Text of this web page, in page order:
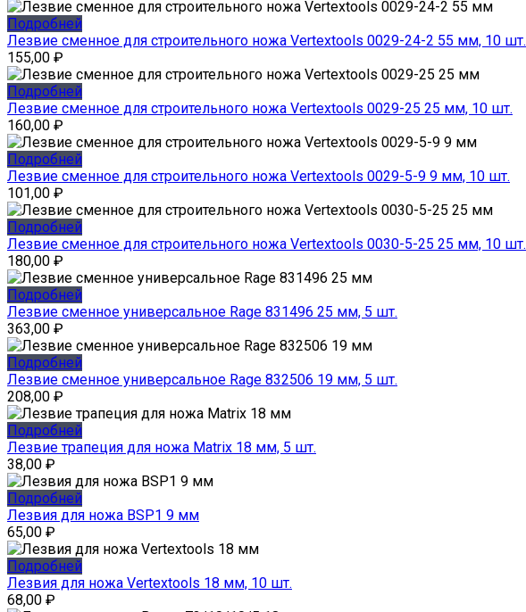
Подробней
Лезвие сменное для строительного ножа Vertextools 0029-24-2 55 мм, 10 шт.
155,00 ₽
Подробней
Лезвие сменное для строительного ножа Vertextools 0029-25 25 мм, 10 шт.
160,00 ₽
Подробней
Лезвие сменное для строительного ножа Vertextools 0029-5-9 9 мм, 10 шт.
101,00 ₽
Подробней
Лезвие сменное для строительного ножа Vertextools 0030-5-25 25 мм, 10 шт.
180,00 ₽
Подробней
Лезвие сменное универсальное Rage 831496 25 мм, 5 шт.
363,00 ₽
Подробней
Лезвие сменное универсальное Rage 832506 19 мм, 5 шт.
208,00 ₽
Подробней
Лезвие трапеция для ножа Matrix 18 мм, 5 шт.
38,00 ₽
Подробней
Лезвия для ножа BSP1 9 мм
65,00 ₽
Подробней
Лезвия для ножа Vertextools 18 мм, 10 шт.
68,00 ₽